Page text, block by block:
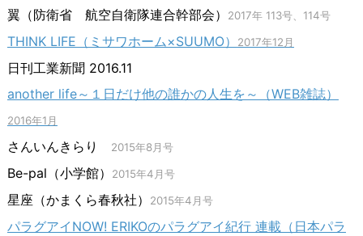
翼（防衛省 航空自衛隊連合幹部会） 2017年 113号、114号
THINK LIFE（ミサワホーム×SUUMO） 2017年12月
日刊工業新聞 2016.11
another life～１日だけ他の誰かの人生を～（WEB雑誌）
2016年1月
さんいんきらり 2015年8月号
Be-pal（小学館） 2015年4月号
星座（かまくら春秋社） 2015年4月号
パラグアイNOW! ERIKOのパラグアイ紀行 連載（日本パラ